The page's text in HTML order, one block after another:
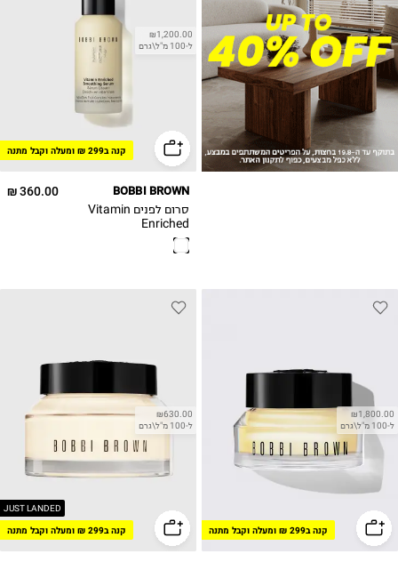
קנה ב299 ₪ ומעלה וקבל מתנה
₪1,200.00
ל-100 מ"ל\גרם
360.00 ₪ BOBBI BROWN
סרום לפנים Vitamin
Enriched
Smoothing Serum
קנה ב299 ₪ ומעלה וקבל מתנה
₪1,800.00
ל-100 מ"ל\גרם
JUST LANDED
קנה ב299 ₪ ומעלה וקבל מתנה
₪630.00
ל-100 מ"ל\גרם